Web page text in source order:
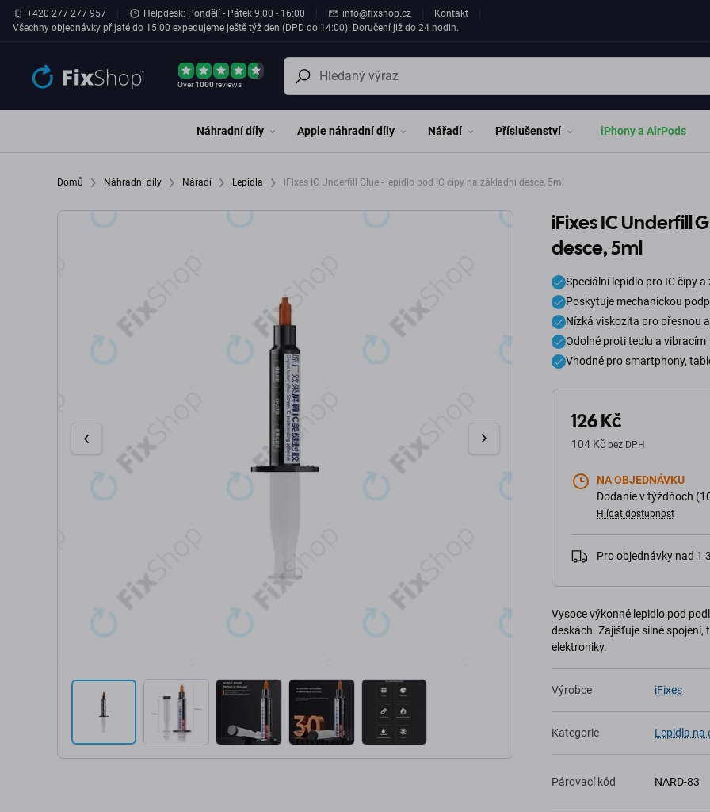
Přeskočit na hlavní obsah
+420 277 277 957 Helpdesk: Pondělí - Pátek 9:00 - 16:00 info@fixshop.cz
Kontakt
Všechny objednávky přijaté do 15:00 expedujeme ještě týž den (DPD do 14:00). Doručení již do 24 hodin.
Over1000reviews
Náhradní díly Apple náhradní díly Nářadí Příslušenství iPhony a AirPods
Domů Náhradní díly Nářadí Lepidla iFixes IC Underfill Glue - lepidlo pod IC čipy na základní desce, 5ml
iFixes IC Underfill
desce, 5ml
Speciální lepidlo pro IC čipy
Poskytuje mechanickou
Nízká viskozita pro přesnou
Odolné proti teplu a vibracím
Vhodné pro smartphony,
126 Kč
104 Kč bez DPH
NA OBJEDNÁVKU
Dodanie v týždňoch
Hlídat dostupnost
Pro objednávky nad 1
Vysoce výkonné lepidlo pod
deskách. Zajišťuje silné
elektroniky.
Výrobce iFixes
Kategorie Lepidla na
Párovací kód NARD-83